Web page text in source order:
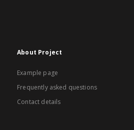
About Project
Example page
Frequently asked questions
Contact details